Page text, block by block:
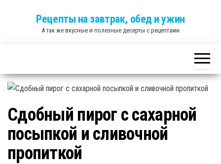
Рецепты на завтрак, обед и ужин
А так же вкусные и полезные десерты с рецептами
Сдобный пирог с сахарной
посыпкой и сливочной
пропиткой